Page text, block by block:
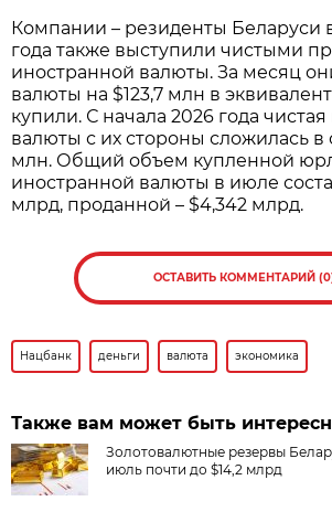
Компании – резиденты Беларуси
года также выступили чистыми
иностранной валюты. За месяц
валюты на $123,7 млн в
купили. С начала 2026 года чистая
валюты с их стороны сложилась в
млн. Общий объем купленной
иностранной валюты в июле
млрд, проданной – $4,342 млрд.
ОСТАВИТЬ КОММЕНТАРИЙ
Нацбанк деньги валюта экономика
Также вам может быть
Золотовалютные резервы
июль почти до $14,2 млрд